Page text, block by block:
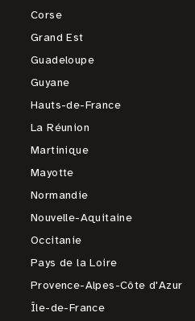
Corse
Grand Est
Guadeloupe
Guyane
Hauts-de-France
La Réunion
Martinique
Mayotte
Normandie
Nouvelle-Aquitaine
Occitanie
Pays de la Loire
Provence-Alpes-Côte d'Azur
Île-de-France